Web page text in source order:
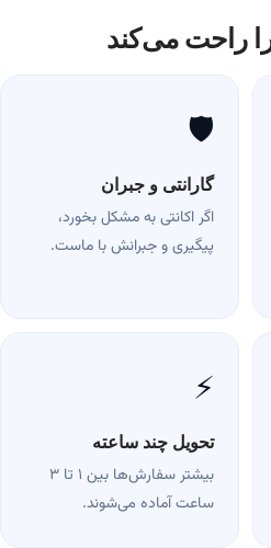
راحت می‌کند
🛡️
گارانتی و جبران
اگر اکانتی به مشکل بخورد،
پیگیری و جبرانش با ماست.
⚡
تحویل چند ساعته
بیشتر سفارش‌ها بین ۱ تا ۳
ساعت آماده می‌شوند.